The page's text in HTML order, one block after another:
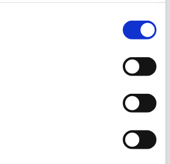
Brokastu sezonu 9. septembrī!